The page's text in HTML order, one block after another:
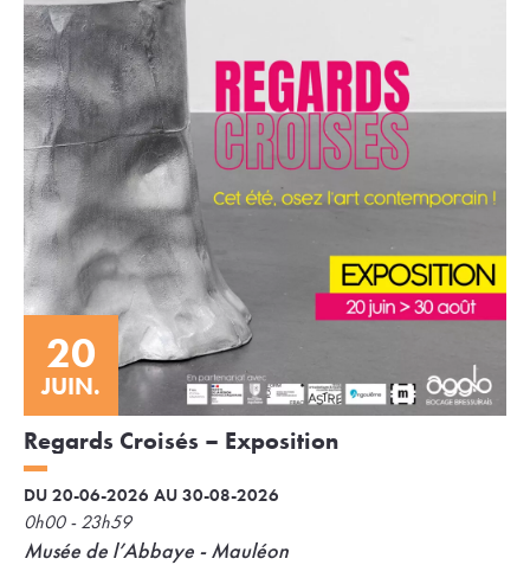
20
JUIN.
Regards Croisés – Exposition
DU 20-06-2026 AU 30-08-2026
0h00 - 23h59
Musée de l’Abbaye - Mauléon